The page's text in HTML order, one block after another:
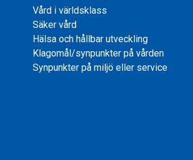
Vård i världsklass
Säker vård
Hälsa och hållbar utveckling
Klagomål/synpunkter på vården
Synpunkter på miljö eller service